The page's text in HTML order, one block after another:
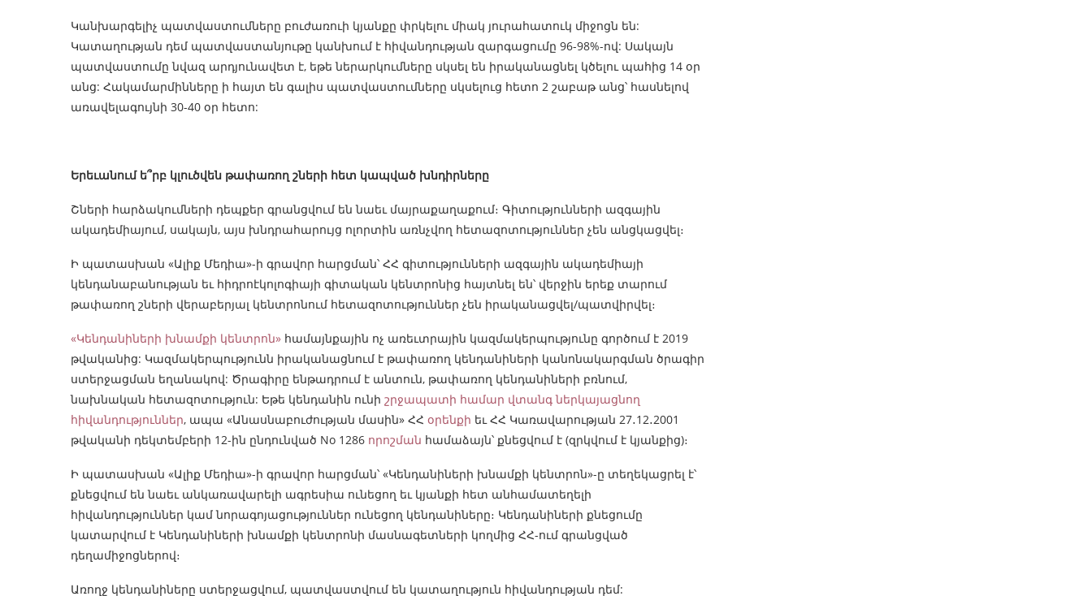
Կանխարգելիչ պատվաստումները բուժառուի կյանքը փրկելու միակ յուրահատուկ միջոցն են:
Կատաղության դեմ պատվաստանյութը կանխում է հիվանդության զարգացումը 96-98%-ով: Սակայն
պատվաստումը նվազ արդյունավետ է, եթե ներարկումները սկսել են իրականացնել կծելու պահից 14 օր
անց: Հակամարմինները ի հայտ են գալիս պատվաստումները սկսելուց հետո 2 շաբաթ անց՝ հասնելով
առավելագույնի 30-40 օր հետո:
Երեւանում ե՞րբ կլուծվեն թափառող շների հետ կապված խնդիրները
Շների հարձակումների դեպքեր գրանցվում են նաեւ մայրաքաղաքում։ Գիտությունների ազգային
ակադեմիայում, սակայն, այս խնդրահարույց ոլորտին առնչվող հետազոտություններ չեն անցկացվել։
Ի պատասխան «Ալիք Մեդիա»-ի գրավոր հարցման՝ ՀՀ գիտությունների ազգային ակադեմիայի
կենդանաբանության եւ հիդրոէկոլոգիայի գիտական կենտրոնից հայտնել են՝ վերջին երեք տարում
թափառող շների վերաբերյալ կենտրոնում հետազոտություններ չեն իրականացվել/պատվիրվել։
«Կենդանիների խնամքի կենտրոն» համայնքային ոչ առեւտրային կազմակերպությունը գործում է 2019
թվականից: Կազմակերպությունն իրականացնում է թափառող կենդանիների կանոնակարգման ծրագիր
ստերջացման եղանակով: Ծրագիրը ենթադրում է անտուն, թափառող կենդանիների բռնում,
նախնական հետազոտություն: Եթե կենդանին ունի շրջապատի համար վտանգ ներկայացնող
հիվանդություններ, ապա «Անասնաբուժության մասին» ՀՀ օրենքի եւ ՀՀ Կառավարության 27․12․2001
թվականի դեկտեմբերի 12-ին ընդունված No 1286 որոշման համաձայն՝ քնեցվում է (զրկվում է կյանքից)։
Ի պատասխան «Ալիք Մեդիա»-ի գրավոր հարցման՝ «Կենդանիների խնամքի կենտրոն»-ը տեղեկացրել է՝
քնեցվում են նաեւ անկառավարելի ագրեսիա ունեցող եւ կյանքի հետ անհամատեղելի
հիվանդություններ կամ նորագոյացություններ ունեցող կենդանիները։ Կենդանիների քնեցումը
կատարվում է Կենդանիների խնամքի կենտրոնի մասնագետների կողմից ՀՀ-ում գրանցված
դեղամիջոցներով։
Առողջ կենդանիները ստերջացվում, պատվաստվում են կատաղություն հիվանդության դեմ: